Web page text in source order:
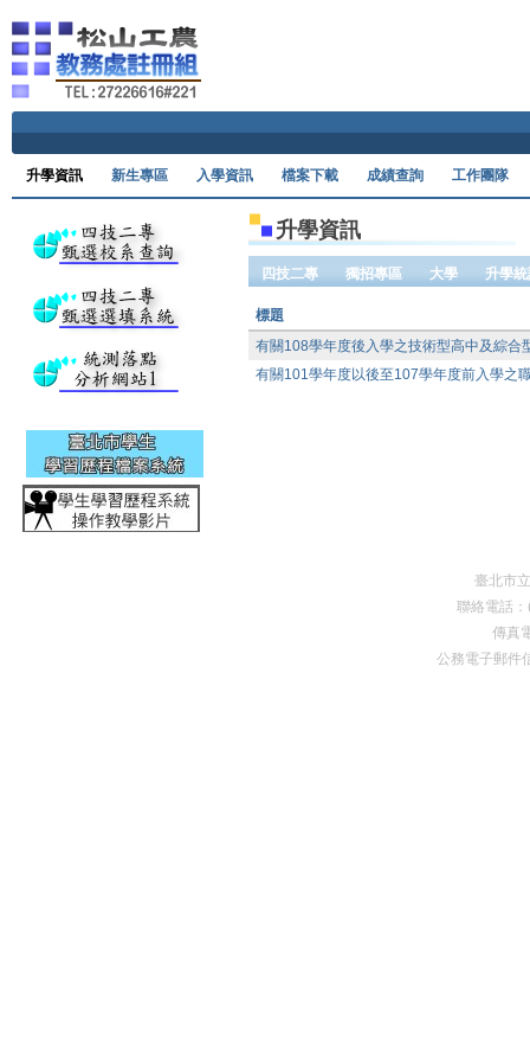
升學資訊 新生專區 入學資訊 檔案下載 成績查詢 工作團隊
升學資訊
四技二專 獨招專區 大學 升學
標題
有關108學年度後入學之技術型高中及綜合
有關101學年度以後至107學年度前入學之
臺北市
聯絡電話
傳真
公務電子郵件